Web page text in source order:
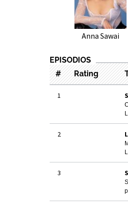
Anna Sawai
EPISODIOS
#
Rating
1
2
3